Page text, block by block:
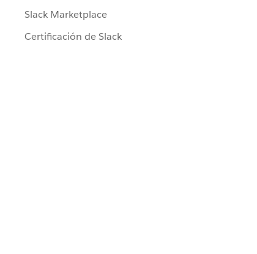
Slack Marketplace
Certificación de Slack